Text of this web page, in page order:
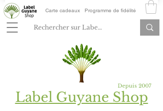
Carte cadeaux Programme de fidélité
Depuis 2007
Label Guyane Shop